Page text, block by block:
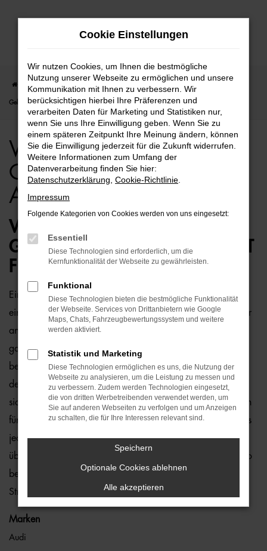
Zum
Startseite Hamburg VW VW Caddy für Hamburg
Gebrauchtwagen Top Angebote
VW Caddy für Hamburg
Gebrauchtwagen Top
Angebote
VW CADDY
GEBRAUCHTWAGEN – PERFEKT
FÜR HAMBURG GEEIGNET
Ein VW Caddy Gebrauchtwagen und Hamburg passen
einfach perfekt zusammen. Dies ließe sich natürlich auch für
andere Orte sagen, denn dieses Modell überzeugt auf
ganzer Linie. Wir von der Auto-Familie Ostermaier arbeiten
bereits seit vielen Jahren mit VW und sind von der Qualität
der Fahrzeuge begeistert. Dennoch gehen wir auf Nummer
sicher und schauen bei jedem VW Caddy Gebrauchtwagen
für Hamburg genauestens nach. Konkret bedeutet dies, dass
jedes Auto in unserer Meisterwerkstatt gastiert und dort
überprüft und ggf. repariert und gewartet wird. Unser Credo
besteht darin, dass wir nur erstklassige Fahrzeuge auf die
Straßen von Hamburg lassen. Ohne „Wenn und Aber“.
Marken
Audi
Cookie Einstellungen
Wir nutzen Cookies, um Ihnen die bestmögliche
Nutzung unserer Webseite zu ermöglichen und unsere
Kommunikation mit Ihnen zu verbessern. Wir
berücksichtigen hierbei Ihre Präferenzen und
verarbeiten Daten für Marketing und Statistiken nur,
wenn Sie uns Ihre Einwilligung geben. Wenn Sie zu
einem späteren Zeitpunkt Ihre Meinung ändern, können
Sie die Einwilligung jederzeit für die Zukunft widerrufen.
Weitere Informationen zum Umfang der
Datenverarbeitung finden Sie hier:
Datenschutzerklärung Cookie-Richtlinie
Impressum
Folgende Kategorien von Cookies werden von uns eingesetzt:
Essentiell
Diese Technologien sind erforderlich, um die
Kernfunktionalität der Webseite zu gewährleisten.
Funktional
Diese Technologien bieten die bestmögliche Funktionalität
der Webseite. Services von Drittanbietern wie Google
Maps, Chats, Fahrzeugbewertungssystem und weitere
werden aktiviert.
Statistik und Marketing
Diese Technologien ermöglichen es uns, die Nutzung der
Webseite zu analysieren, um die Leistung zu messen und
zu verbessern. Zudem werden Technologien eingesetzt,
die von dritten Werbetreibenden verwendet werden, um
Sie auf anderen Webseiten zu verfolgen und um Anzeigen
zu schalten, die für Ihre Interessen relevant sind.
Speichern
Optionale Cookies ablehnen
Alle akzeptieren